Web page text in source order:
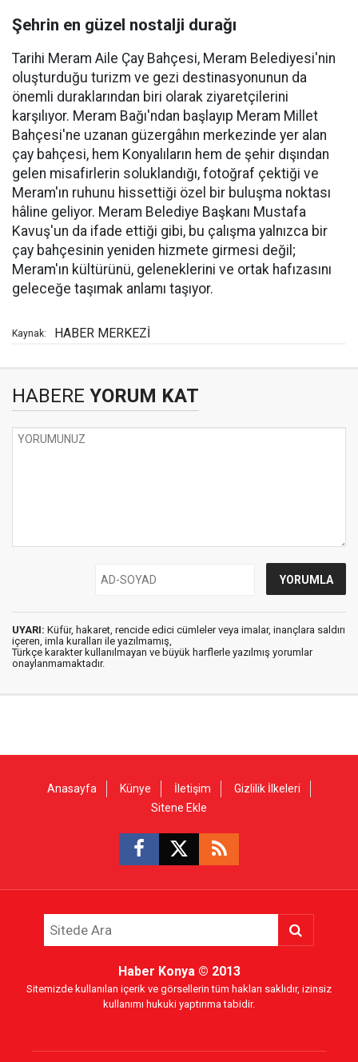
Şehrin en güzel nostalji durağı
Tarihi Meram Aile Çay Bahçesi, Meram Belediyesi'nin
oluşturduğu turizm ve gezi destinasyonunun da
önemli duraklarından biri olarak ziyaretçilerini
karşılıyor. Meram Bağı'ndan başlayıp Meram Millet
Bahçesi'ne uzanan güzergâhın merkezinde yer alan
çay bahçesi, hem Konyalıların hem de şehir dışından
gelen misafirlerin soluklandığı, fotoğraf çektiği ve
Meram'ın ruhunu hissettiği özel bir buluşma noktası
hâline geliyor. Meram Belediye Başkanı Mustafa
Kavuş'un da ifade ettiği gibi, bu çalışma yalnızca bir
çay bahçesinin yeniden hizmete girmesi değil;
Meram'ın kültürünü, geleneklerini ve ortak hafızasını
geleceğe taşımak anlamı taşıyor.
Kaynak: HABER MERKEZİ
HABERE YORUM KAT
UYARI: Küfür, hakaret, rencide edici cümleler veya imalar, inançlara saldırı
içeren, imla kuralları ile yazılmamış,
Türkçe karakter kullanılmayan ve büyük harflerle yazılmış yorumlar
onaylanmamaktadır.
Anasayfa Künye İletişim
Gizlilik İlkeleri
Sitene Ekle
Haber Konya© 2013
Sitemizde kullanılan içerik ve görsellerin tüm hakları saklıdır, izinsiz
kullanımı hukuki yaptırıma tabidir.